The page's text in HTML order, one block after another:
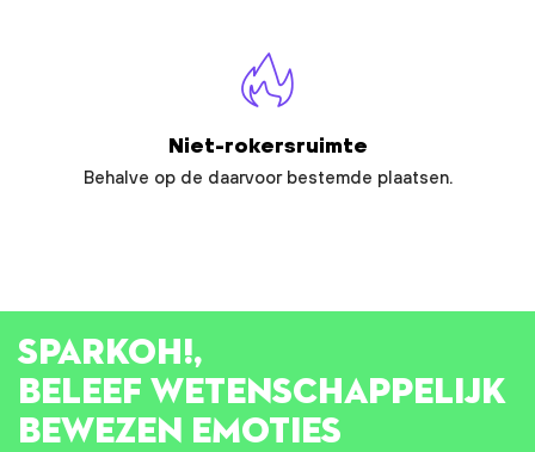
Niet-rokersruimte
Behalve op de daarvoor bestemde plaatsen.
SPARKOH!,
BELEEF WETENSCHAPPELIJK
BEWEZEN EMOTIES